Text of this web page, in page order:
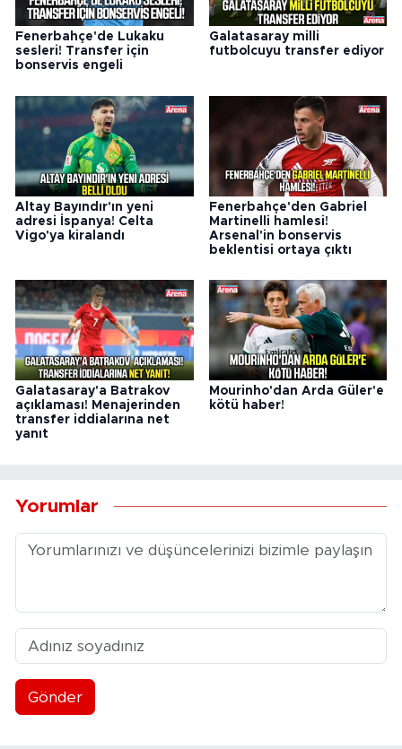
Fenerbahçe'de Lukaku
sesleri! Transfer için
bonservis engeli
Galatasaray milli
futbolcuyu transfer ediyor
Altay Bayındır'ın yeni
adresi İspanya! Celta
Vigo'ya kiralandı
Fenerbahçe'den Gabriel
Martinelli hamlesi!
Arsenal'in bonservis
beklentisi ortaya çıktı
Galatasaray'a Batrakov
açıklaması! Menajerinden
transfer iddialarına net
yanıt
Mourinho'dan Arda Güler'e
kötü haber!
Yorumlar
Gönder